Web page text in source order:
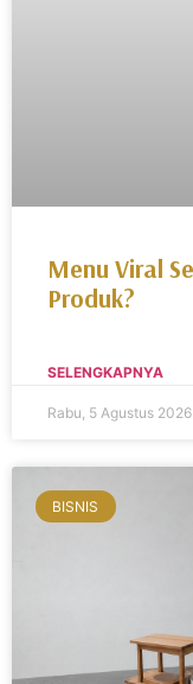
Menu Viral
Produk?
SELENGKAPNYA
Rabu, 5 Agustus 2026
BISNIS